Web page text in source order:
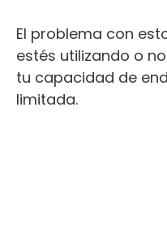
El problema con
estés utilizando o
tu capacidad de
limitada.